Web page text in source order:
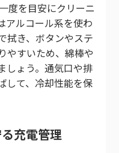
度を目安にクリーニ
アルコール系を使わ
拭き、ボタンやステ
やすいため、綿棒や
しょう。通気口や排
して、冷却性能を保
充電管理